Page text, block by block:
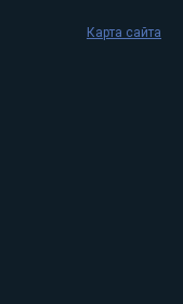
Карта сайта